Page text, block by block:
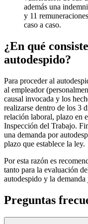
además una
y 11
caso a caso.
¿En qué
autodespido?
Para proceder al
al empleador
causal invocada y los
realizarse dentro de los 3
relación laboral, plazo en
Inspección del Trabajo.
una demanda por
plazo que establece la ley.
Por esta razón es
tanto para la evaluación
autodespido y la
Preguntas